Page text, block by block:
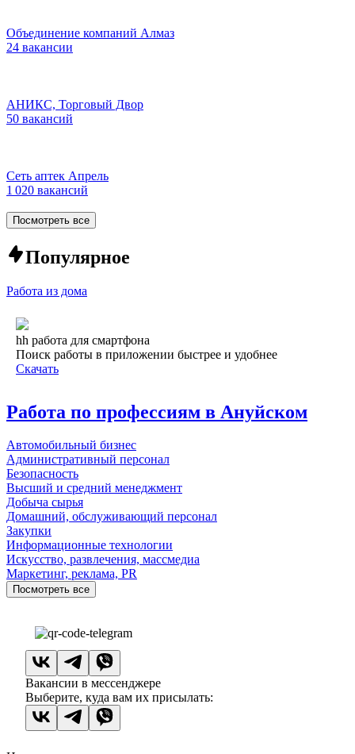
Объединение компаний Алмаз
24 вакансии
АНИКС, Торговый Двор
50 вакансий
Сеть аптек Апрель
1 020 вакансий
Посмотреть все
Популярное
Работа из дома
hh работа для смартфона
Поиск работы в приложении быстрее и удобнее
Скачать
Работа по профессиям в Ануйском
Автомобильный бизнес
Административный персонал
Безопасность
Высший и средний менеджмент
Добыча сырья
Домашний, обслуживающий персонал
Закупки
Информационные технологии
Искусство, развлечения, массмедиа
Маркетинг, реклама, PR
Посмотреть все
Вакансии в мессенджере
Выберите, куда вам их присылать: